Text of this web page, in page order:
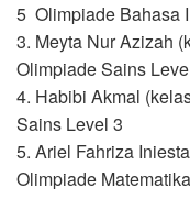
5 Olimpiade Bahasa
3. Meyta Nur Azizah
Olimpiade Sains
4. Habibi Akmal
Sains Level 3
5. Ariel Fahriza
Olimpiade